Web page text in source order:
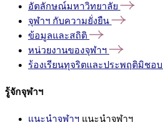
อัตลักษณ์มหาวิทยาลัย
จุฬาฯ กับความยั่งยืน
ข้อมูลและสถิติ
หน่วยงานของจุฬาฯ
ร้องเรียนทุจริตและประพฤติมิชอบ
รู้จักจุฬาฯ
แนะนำจุฬาฯ แนะนำจุฬาฯ